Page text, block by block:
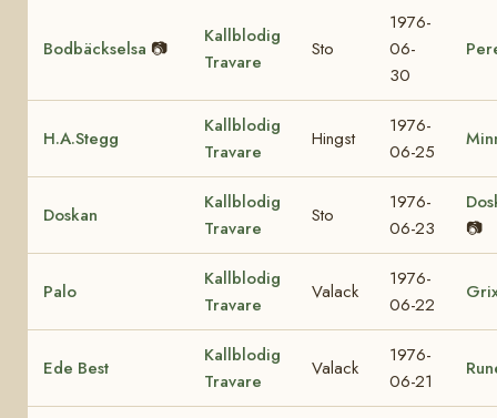
Bodbäckselsa 📷
Kallblodig
Travare
Sto
1976-
06-
30
H.A.Stegg
Kallblodig
Travare
Hingst
1976-
06-25
Doskan
Kallblodig
Travare
Sto
1976-
06-23
📷
Palo
Kallblodig
Travare
Valack
1976-
06-22
Ede Best
Kallblodig
Travare
Valack
1976-
06-21